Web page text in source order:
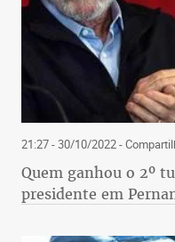
21:27 - 30/10/2022-
Quem ganhou o 2º
presidente em